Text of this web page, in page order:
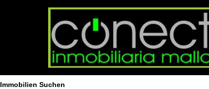
Immobilien Suchen